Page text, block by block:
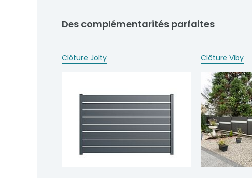
Des complémentarités parfaites
Clôture Jolty Clôture Viby